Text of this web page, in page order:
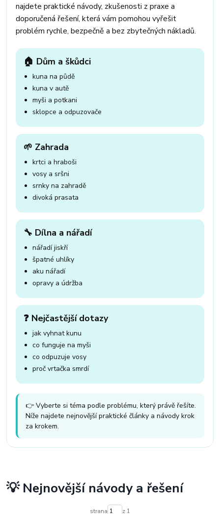
najdete praktické návody, zkušenosti z praxe a
doporučená řešení, která vám pomohou vyřešit
problém rychle, bezpečně a bez zbytečných nákladů.
🏠 Dům a škůdci
kuna na půdě
kuna v autě
myši a potkani
sklopce a odpuzovače
🌱 Zahrada
krtci a hraboši
vosy a sršni
srnky na zahradě
divoká prasata
🔧 Dílna a nářadí
nářadí jiskří
špatné uhlíky
aku nářadí
opravy a údržba
❓ Nejčastější dotazy
jak vyhnat kunu
co funguje na myši
co odpuzuje vosy
proč vrtačka smrdí
👉 Vyberte si téma podle problému, který právě řešíte.
Níže najdete nejnovější praktické články a návody krok
za krokem.
💡 Nejnovější návody a řešení
strana z 1